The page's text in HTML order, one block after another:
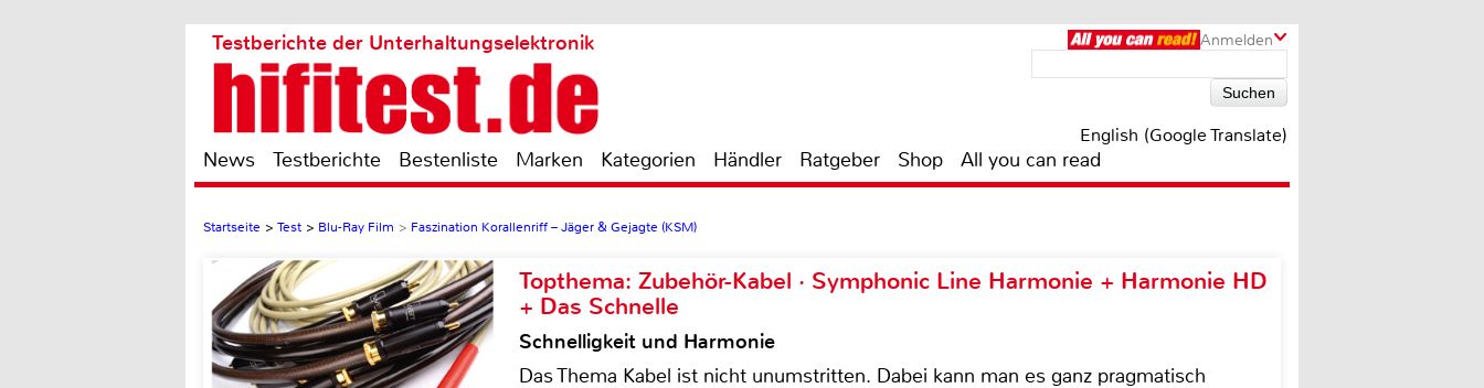
Anmelden
Testberichte der Unterhaltungselektronik
English (Google Translate)
News Testberichte Bestenliste Marken Kategorien Händler Ratgeber Shop All you can read
Startseite > Test > Blu-Ray Film > Faszination Korallenriff – Jäger & Gejagte (KSM)
Topthema: Zubehör-Kabel · Symphonic Line Harmonie + Harmonie HD
+ Das Schnelle
Schnelligkeit und Harmonie
Das Thema Kabel ist nicht unumstritten. Dabei kann man es ganz pragmatisch